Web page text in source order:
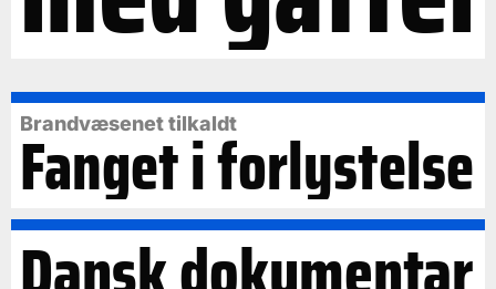
Brandvæsenet tilkaldt
Fanget i forlystelse